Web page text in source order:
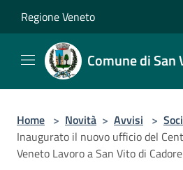
Regione Veneto
Comune di San
Home > Novità > Avvisi >
Inaugurato il nuovo ufficio del
Veneto Lavoro a San Vito di Cadore